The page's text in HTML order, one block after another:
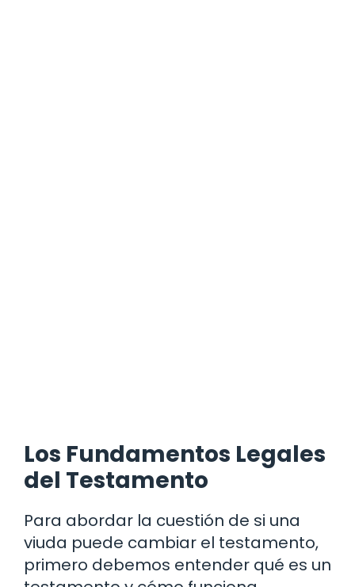
Los Fundamentos Legales
del Testamento
Para abordar la cuestión de si una
viuda puede cambiar el testamento,
primero debemos entender qué es un